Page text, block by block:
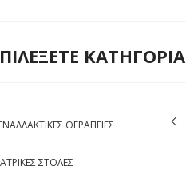
ΚΑΤΗΓΟΡΙΑ
ΘΕΡΑΠΕΙΕΣ
ΣΤΟΛΕΣ